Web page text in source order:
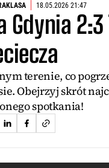
18.05.2026 21:47
Gdynia
terenie, co
Obejrzyj skrót
spotkania!